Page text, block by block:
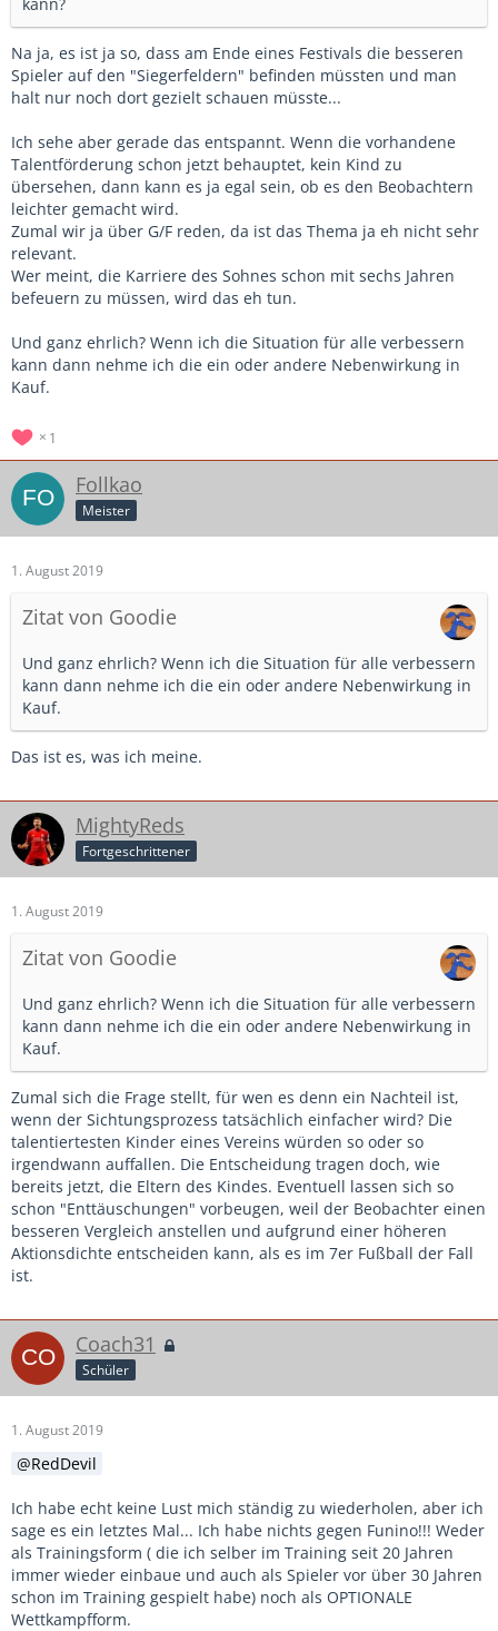
Na ja, es ist ja so, dass am Ende eines Festivals die besseren
Spieler auf den "Siegerfeldern" befinden müssten und man
halt nur noch dort gezielt schauen müsste...
Ich sehe aber gerade das entspannt. Wenn die vorhandene
Talentförderung schon jetzt behauptet, kein Kind zu
übersehen, dann kann es ja egal sein, ob es den Beobachtern
leichter gemacht wird.
Zumal wir ja über G/F reden, da ist das Thema ja eh nicht sehr
relevant.
Wer meint, die Karriere des Sohnes schon mit sechs Jahren
befeuern zu müssen, wird das eh tun.
Und ganz ehrlich? Wenn ich die Situation für alle verbessern
kann dann nehme ich die ein oder andere Nebenwirkung in
Kauf.
1
Follkao
Meister
1. August 2019
Zitat von Goodie
Und ganz ehrlich? Wenn ich die Situation für alle verbessern
kann dann nehme ich die ein oder andere Nebenwirkung in
Kauf.
Das ist es, was ich meine.
MightyReds
Fortgeschrittener
1. August 2019
Zitat von Goodie
Und ganz ehrlich? Wenn ich die Situation für alle verbessern
kann dann nehme ich die ein oder andere Nebenwirkung in
Kauf.
Zumal sich die Frage stellt, für wen es denn ein Nachteil ist,
wenn der Sichtungsprozess tatsächlich einfacher wird? Die
talentiertesten Kinder eines Vereins würden so oder so
irgendwann auffallen. Die Entscheidung tragen doch, wie
bereits jetzt, die Eltern des Kindes. Eventuell lassen sich so
schon "Enttäuschungen" vorbeugen, weil der Beobachter einen
besseren Vergleich anstellen und aufgrund einer höheren
Aktionsdichte entscheiden kann, als es im 7er Fußball der Fall
ist.
Coach31
Schüler
1. August 2019
RedDevil
Ich habe echt keine Lust mich ständig zu wiederholen, aber ich
sage es ein letztes Mal... Ich habe nichts gegen Funino!!! Weder
als Trainingsform ( die ich selber im Training seit 20 Jahren
immer wieder einbaue und auch als Spieler vor über 30 Jahren
schon im Training gespielt habe) noch als OPTIONALE
Wettkampfform.